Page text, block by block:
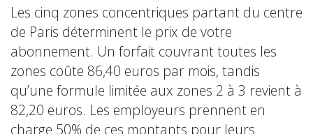
Les cinq zones concentriques partant du centre
de Paris déterminent le prix de votre
abonnement. Un forfait couvrant toutes les
zones coûte 86,40 euros par mois, tandis
qu’une formule limitée aux zones 2 à 3 revient à
82,20 euros. Les employeurs prennent en
charge 50% de ces montants pour leurs